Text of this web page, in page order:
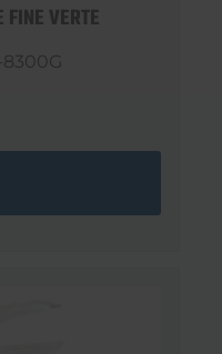
FINE VERTE